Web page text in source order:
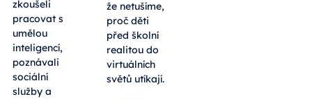
zkoušeli
pracovat s
umělou
inteligencí,
poznávali
sociální
služby a
že netušíme,
proč děti
před školní
realitou do
virtuálních
světů utíkají.